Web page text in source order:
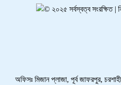
অফিসঃ মিজান প্লাজা, পূর্ব জাফরপুর, চরশাহী,